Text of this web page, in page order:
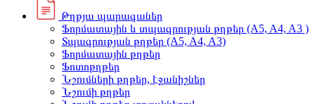
Թղթյա պարագաներ
Ֆորմատային և տպագրության թղթեր (A5, A4, A3 )
Տպագրության թղթեր (A5, A4, A3)
Ֆորմատային թղթեր
Ֆոտոթղթեր
Նշումների թղթեր, էջանիշներ
Նշումի թղթեր